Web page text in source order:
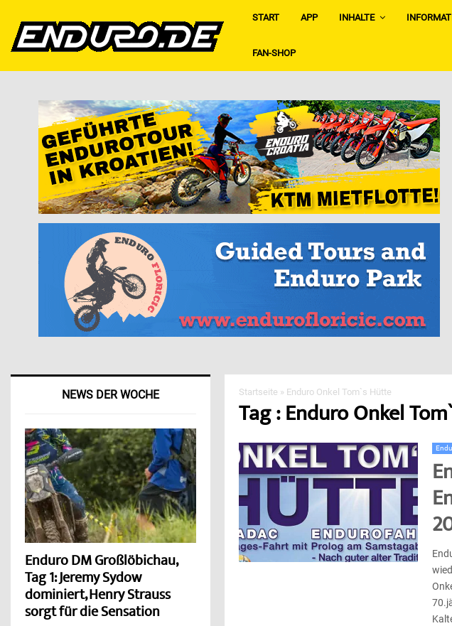
START APP INHALTE
FAN-SHOP
Startseite » Enduro Onkel Tom`s Hütte
Tag : Enduro Onkel
NEWS DER WOCHE
Enduro DM Großlöbichau,
Tag 1: Jeremy Sydow
dominiert, Henry Strauss
sorgt für die Sensation